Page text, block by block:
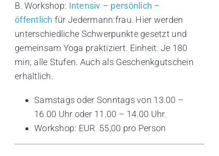
B. Workshop: Intensiv – persönlich –
öffentlich für Jedermann:frau. Hier werden
unterschiedliche Schwerpunkte gesetzt und
gemeinsam Yoga praktiziert. Einheit: Je 180
min; alle Stufen. Auch als Geschenkgutschein
erhältlich.
Samstags oder Sonntags von 13.00 –
16.00 Uhr oder 11.00 – 14.00 Uhr.
Workshop: EUR 55,00 pro Person